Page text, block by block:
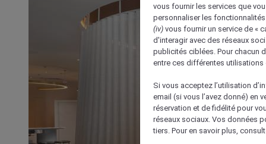
vous fournir les services que
personnaliser les
(iv) vous fournir un service de «
d'interagir avec des réseaux
publicités ciblées. Pour chacun
entre ces différentes utilisations
Si vous acceptez l’utilisation
email (si vous l’avez donné) en
réservation et de fidélité pour
réseaux sociaux. Vos données
tiers. Pour en savoir plus,